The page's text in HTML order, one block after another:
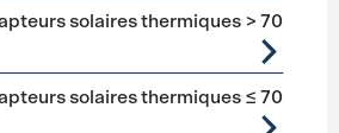
Warmwasser
solaires thermiques > 70
solaires thermiques ≤ 70